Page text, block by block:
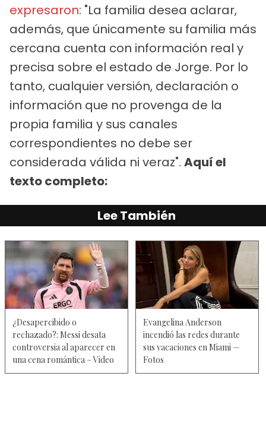
expresaron: "La familia desea aclarar,
además, que únicamente su familia más
cercana cuenta con información real y
precisa sobre el estado de Jorge. Por lo
tanto, cualquier versión, declaración o
información que no provenga de la
propia familia y sus canales
correspondientes no debe ser
considerada válida ni veraz". Aquí el
texto completo:
Lee También
¿Desapercibido o
rechazado?: Messi desata
controversia al aparecer en
una cena romántica – Video
Evangelina Anderson
incendió las redes durante
sus vacaciones en Miami —
Fotos